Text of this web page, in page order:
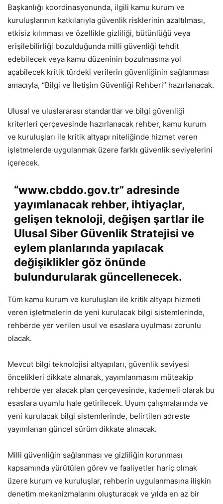
Başkanlığı koordinasyonunda, ilgili kamu kurum ve
kuruluşlarının katkılarıyla güvenlik risklerinin azaltılması,
etkisiz kılınması ve özellikle gizliliği, bütünlüğü veya
erişilebilirliği bozulduğunda milli güvenliği tehdit
edebilecek veya kamu düzeninin bozulmasına yol
açabilecek kritik türdeki verilerin güvenliğinin sağlanması
amacıyla, “Bilgi ve İletişim Güvenliği Rehberi” hazırlanacak.
Ulusal ve uluslararası standartlar ve bilgi güvenliği
kriterleri çerçevesinde hazırlanacak rehber, kamu kurum
ve kuruluşları ile kritik altyapı niteliğinde hizmet veren
işletmelerde uygulanmak üzere farklı güvenlik seviyelerini
içerecek.
“www.cbddo.gov.tr” adresinde
yayımlanacak rehber, ihtiyaçlar,
gelişen teknoloji, değişen şartlar ile
Ulusal Siber Güvenlik Stratejisi ve
eylem planlarında yapılacak
değişiklikler göz önünde
bulundurularak güncellenecek.
Tüm kamu kurum ve kuruluşları ile kritik altyapı hizmeti
veren işletmelerin de yeni kurulacak bilgi sistemlerinde,
rehberde yer verilen usul ve esaslara uyulması zorunlu
olacak.
Mevcut bilgi teknolojisi altyapıları, güvenlik seviyesi
öncelikleri dikkate alınarak, yayımlanmasını müteakip
rehberde yer alacak plan çerçevesinde, kademeli olarak bu
esaslara uyumlu hale getirilecek. Uyum çalışmalarında ve
yeni kurulacak bilgi sistemlerinde, belirtilen adreste
yayımlanan güncel sürüm dikkate alınacak.
Milli güvenliğin sağlanması ve gizliliğin korunması
kapsamında yürütülen görev ve faaliyetler hariç olmak
üzere kurum ve kuruluşlar, rehberin uygulanmasına ilişkin
denetim mekanizmalarını oluşturacak ve yılda en az bir